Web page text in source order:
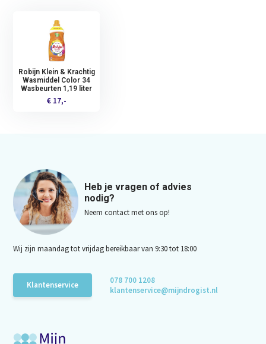
Robijn Klein & Krachtig
Wasmiddel Color 34
Wasbeurten 1,19 liter
€ 17,-
Heb je vragen of advies
nodig?
Neem contact met ons op!
Wij zijn maandag tot vrijdag bereikbaar van 9:30 tot 18:00
Klantenservice
078 700 1208
klantenservice@mijndrogist.nl